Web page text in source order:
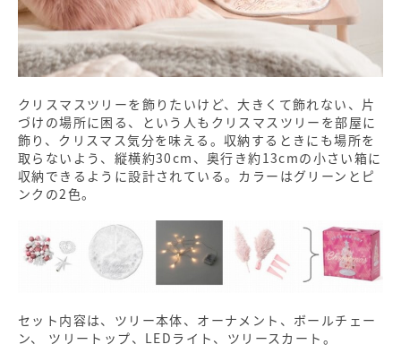
クリスマスツリーを飾りたいけど、大きくて飾れない、片
づけの場所に困る、という人もクリスマスツリーを部屋に
飾り、クリスマス気分を味える。収納するときにも場所を
取らないよう、縦横約30cm、奥行き約13cmの小さい箱に
収納できるように設計されている。カラーはグリーンとピ
ンクの2色。
セット内容は、ツリー本体、オーナメント、ボールチェー
ン、 ツリートップ、LEDライト、ツリースカート。